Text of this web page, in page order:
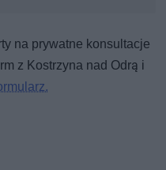
na prywatne konsultacje
z Kostrzyna nad Odrą i